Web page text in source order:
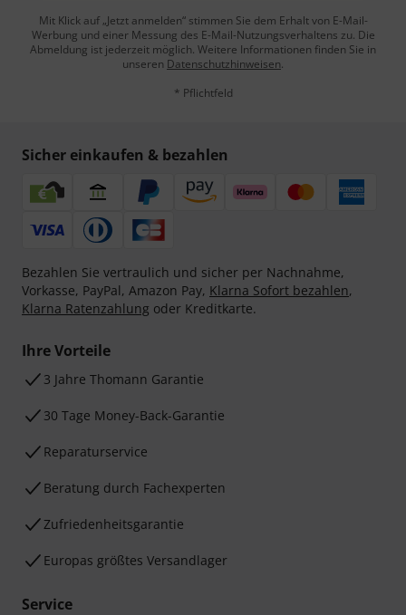
Mit Klick auf „Jetzt anmelden“ stimmen Sie dem Erhalt von E-Mail-
Werbung und einer Messung des E-Mail-Nutzungsverhaltens zu. Die
Abmeldung ist jederzeit möglich. Weitere Informationen finden Sie in
unseren Datenschutzhinweisen.
* Pflichtfeld
Sicher einkaufen & bezahlen
Bezahlen Sie vertraulich und sicher per Nachnahme,
Vorkasse, PayPal, Amazon Pay, Klarna Sofort bezahlen,
Klarna Ratenzahlung oder Kreditkarte.
Ihre Vorteile
3 Jahre Thomann Garantie
30 Tage Money-Back-Garantie
Reparaturservice
Beratung durch Fachexperten
Zufriedenheitsgarantie
Europas größtes Versandlager
Service